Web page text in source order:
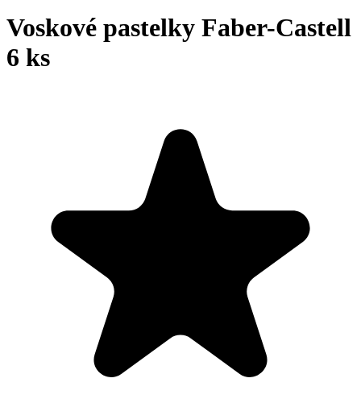
Voskové pastelky Faber-Castell
6 ks